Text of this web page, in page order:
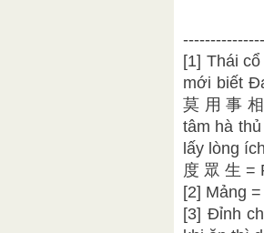
[1] Thái
mới biết
莫 用 事
tâm hà
lấy lòng
度 眾 生 =
[2] Mảng
[3] Đỉnh